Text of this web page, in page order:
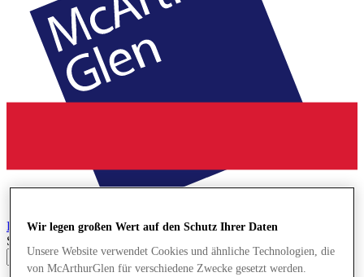
BridgendDesigner Outlet
Search input
Wir legen großen Wert auf den Schutz Ihrer Daten
Unsere Website verwendet Cookies und ähnliche Technologien, die
von McArthurGlen für verschiedene Zwecke gesetzt werden.